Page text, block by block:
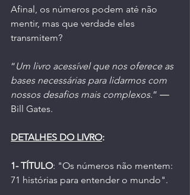
Afinal, os números podem até não
mentir, mas que verdade eles
transmitem?
“Um livro acessível que nos oferece as
bases necessárias para lidarmos com
nossos desafios mais complexos.” ―
Bill Gates.
DETALHES DO LIVRO:
1- TÍTULO: "Os números não mentem:
71 histórias para entender o mundo".